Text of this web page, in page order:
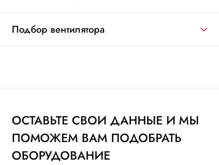
Подбор вентилятора
ОСТАВЬТЕ СВОИ ДАННЫЕ И МЫ
ПОМОЖЕМ ВАМ ПОДОБРАТЬ
ОБОРУДОВАНИЕ